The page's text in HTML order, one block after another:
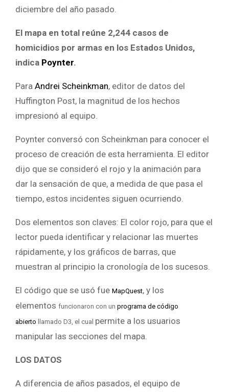
diciembre del año pasado.
El mapa en total reúne 2,244 casos de
homicidios por armas en los Estados Unidos,
indica Poynter.
Para Andrei Scheinkman, editor de datos del
Huffington Post, la magnitud de los hechos
impresionó al equipo.
Poynter conversó con Scheinkman para conocer el
proceso de creación de esta herramienta. El editor
dijo que se consideró el rojo y la animación para
dar la sensación de que, a medida de que pasa el
tiempo, estos incidentes siguen ocurriendo.
Dos elementos son claves: El color rojo, para que el
lector pueda identificar y relacionar las muertes
rápidamente, y los gráficos de barras, que
muestran al principio la cronología de los sucesos.
El código que se usó fue MapQuest, y los
elementos funcionaron con un programa de código
abierto llamado D3, el cual permite a los usuarios
manipular las secciones del mapa.
LOS DATOS
A diferencia de años pasados, el equipo de